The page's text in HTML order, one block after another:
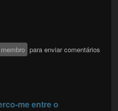
para enviar comentários
me entre o